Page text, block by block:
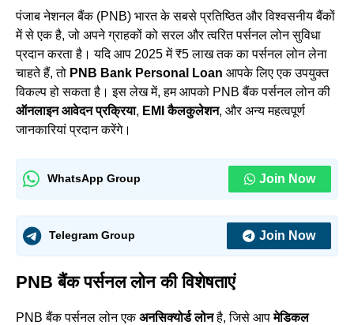
पंजाब नेशनल बैंक (PNB) भारत के सबसे प्रतिष्ठित और विश्वसनीय बैंकों
में से एक है, जो अपने ग्राहकों को सरल और त्वरित पर्सनल लोन सुविधा
प्रदान करता है। यदि आप 2025 में ₹5 लाख तक का पर्सनल लोन लेना
चाहते हैं, तो PNB Bank Personal Loan आपके लिए एक उपयुक्त
विकल्प हो सकता है। इस लेख में, हम आपको PNB बैंक पर्सनल लोन की
ऑनलाइन आवेदन प्रक्रिया, EMIकैलकुलेशन, और अन्य महत्वपूर्ण
जानकारियां प्रदान करेंगे।
WhatsApp Group Join Now
Telegram Group Join Now
PNB बैंक पर्सनल लोन की विशेषताएं
PNB बैंक पर्सनल लोन एकअनसिक्योर्ड लोनहै, जिसे आपमेडिकल